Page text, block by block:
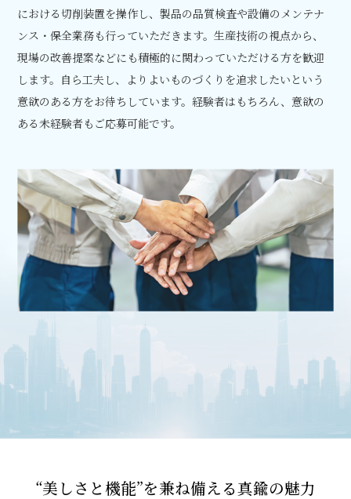
における切削装置を操作し、製品の品質検査や設備のメンテナ
ンス・保全業務も行っていただきます。生産技術の視点から、
現場の改善提案などにも積極的に関わっていただける方を歓迎
します。自ら工夫し、よりよいものづくりを追求したいという
意欲のある方をお待ちしています。経験者はもちろん、意欲の
ある未経験者もご応募可能です。
“美しさと機能”を兼ね備える真鍮の魅力